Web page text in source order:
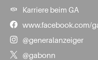
Karriere beim GA
www.facebook.com/
@generalanzeiger
@gabonn